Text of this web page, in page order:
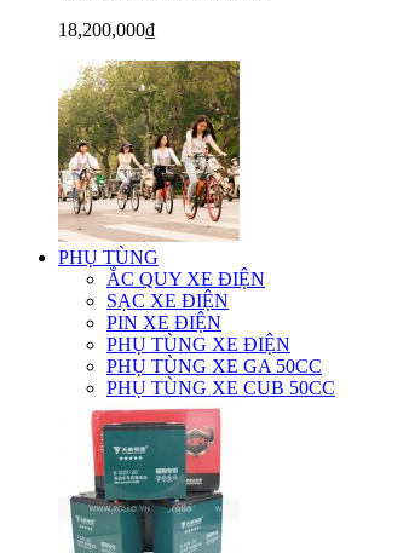
18,200,000₫
PHỤ TÙNG
ẮC QUY XE ĐIỆN
SẠC XE ĐIỆN
PIN XE ĐIỆN
PHỤ TÙNG XE ĐIỆN
PHỤ TÙNG XE GA 50CC
PHỤ TÙNG XE CUB 50CC